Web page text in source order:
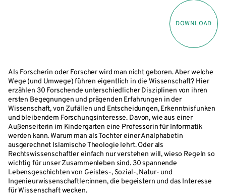
DOWNLOAD
Als Forscherin oder Forscher wird man nicht geboren. Aber welche
Wege (und Umwege) führen eigentlich in die Wissenschaft? Hier
erzählen 30 Forschende unterschiedlicher Disziplinen von ihren
ersten Begegnungen und prägenden Erfahrungen in der
Wissenschaft, von Zufällen und Entscheidungen, Erkenntnisfunken
und bleibendem Forschungsinteresse. Davon, wie aus einer
Außenseiterin im Kindergarten eine Professorin für Informatik
werden kann. Warum man als Tochter einer Analphabetin
ausgerechnet Islamische Theologie lehrt. Oder als
Rechtswissenschaftler einfach nur verstehen will, wieso Regeln so
wichtig für unser Zusammenleben sind. 30 spannende
Lebensgeschichten von Geistes-, Sozial-, Natur- und
Ingenieurwissenschaftler:innen, die begeistern und das Interesse
für Wissenschaft wecken.